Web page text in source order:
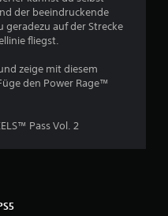
e
e
der beeindruckende
geradezu auf der Strecke
fliegst.
zeige mit diesem
den Power Rage™
Pass Vol. 2